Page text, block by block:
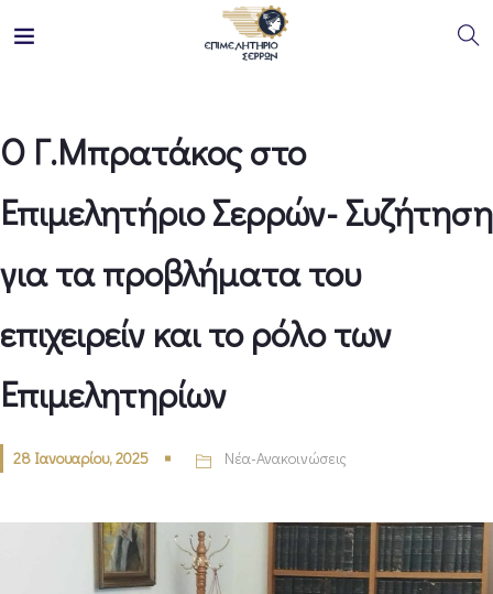
Ο Γ.Μπρατάκος στο
Επιμελητήριο Σερρών- Συζήτηση
για τα προβλήματα του
επιχειρείν και το ρόλο των
Επιμελητηρίων
28 Ιανουαρίου, 2025 Νέα-Ανακοινώσεις